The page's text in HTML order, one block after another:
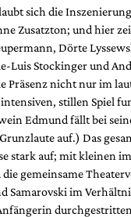
sich die
Zusatzton; und hier
Dörte
Luis Stockinger und
Präsenz nicht nur im
stillen Spiel
Edmund fällt bei
auf.) Das
stark auf; mit kleinen
gemeinsame
Samarovski im